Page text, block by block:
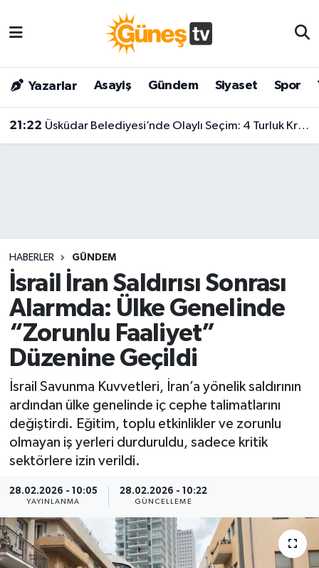
Yazarlar Asayiş Gündem Siyaset Spor
21:22 Üsküdar Belediyesi’nde Olaylı Seçim: 4 Turluk Krizin Ardından Sibel Tan Çetinkaya Kazandı!
HABERLER GÜNDEM
İsrail İran Saldırısı Sonrası
Alarmda: Ülke Genelinde
“Zorunlu Faaliyet”
Düzenine Geçildi
İsrail Savunma Kuvvetleri, İran’a yönelik saldırının
ardından ülke genelinde iç cephe talimatlarını
değiştirdi. Eğitim, toplu etkinlikler ve zorunlu
olmayan iş yerleri durduruldu, sadece kritik
sektörlere izin verildi.
28.02.2026 - 10:05
YAYINLANMA
28.02.2026 - 10:22
GÜNCELLEME
Bilim & Teknoloji
Dünya
Magazin
Siyaset
Spor
Yaşam
Malatya Nöbetçi Eczaneler
Malatya Hava Durumu
Malatya Namaz Vakitleri
Son Dakika Haberleri
Haber Arşivi